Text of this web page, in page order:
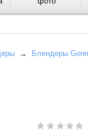
→ Блендеры